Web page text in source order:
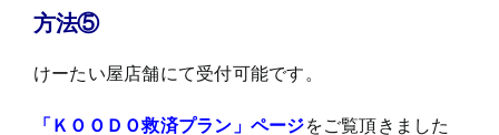
方法⑤
けーたい屋店舗にて受付可能です。
「ＫＯＯＤＯ救済プラン」ページをご覧頂きました